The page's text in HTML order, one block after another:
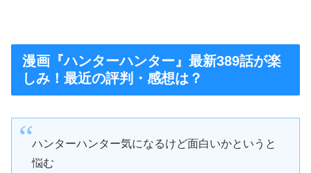
漫画『ハンターハンター』最新389話が楽
しみ！最近の評判・感想は？
ハンターハンター気になるけど面白いかというと
悩む